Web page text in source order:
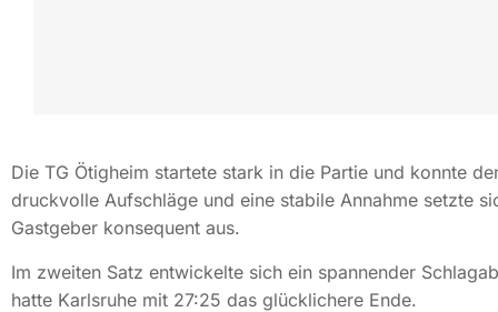
Die TG Ötigheim startete stark in die Partie und konnte
druckvolle Aufschläge und eine stabile Annahme setzte
Gastgeber konsequent aus.
Im zweiten Satz entwickelte sich ein spannender
hatte Karlsruhe mit 27:25 das glücklichere Ende.